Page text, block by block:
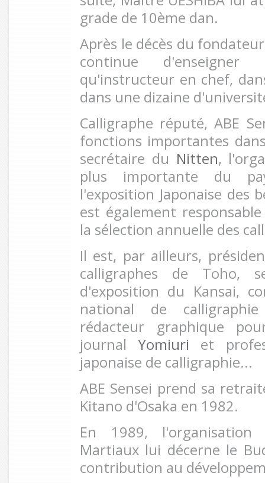
grade de 10ème dan.
Après le décès du
continue d'
qu'instructeur en chef,
dans une dizaine
Calligraphe réputé, ABE
fonctions importantes
secrétaire du Nitten,
plus importante du
l'exposition Japonaise des
est également
la sélection annuelle des
Il est, par ailleurs,
calligraphes de Toho, s
d'exposition du Kansai, c
national de
rédacteur graphique
journalYomiuri et p
japonaise de calligraphie...
ABE Sensei prend sa
Kitano d'Osaka en 1982.
En 1989,
Martiaux lui décerne le
contribution au